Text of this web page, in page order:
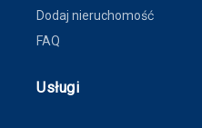
Dodaj nieruchomość
FAQ
Usługi